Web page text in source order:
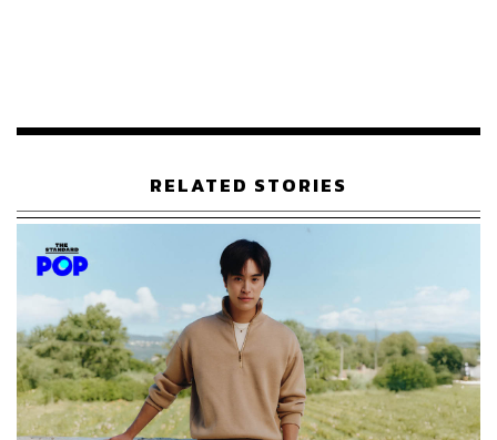
FROM NO NAME TO MOST INFLUENTIAL
Alessandro Michele เปิดตัวคอลเล็กชันแรก Fall/Winter
2015 ภายใต้ความงงงวยว่าเขาคือใคร และทำไมจึงสามารถ
ก้าวเข้ามาเป็นครีเอทีฟไดเรกเตอร์ของแบรนด์แฟชั่นทรง
อิทธิพลอย่าง Gucci ได้
RELATED STORIES